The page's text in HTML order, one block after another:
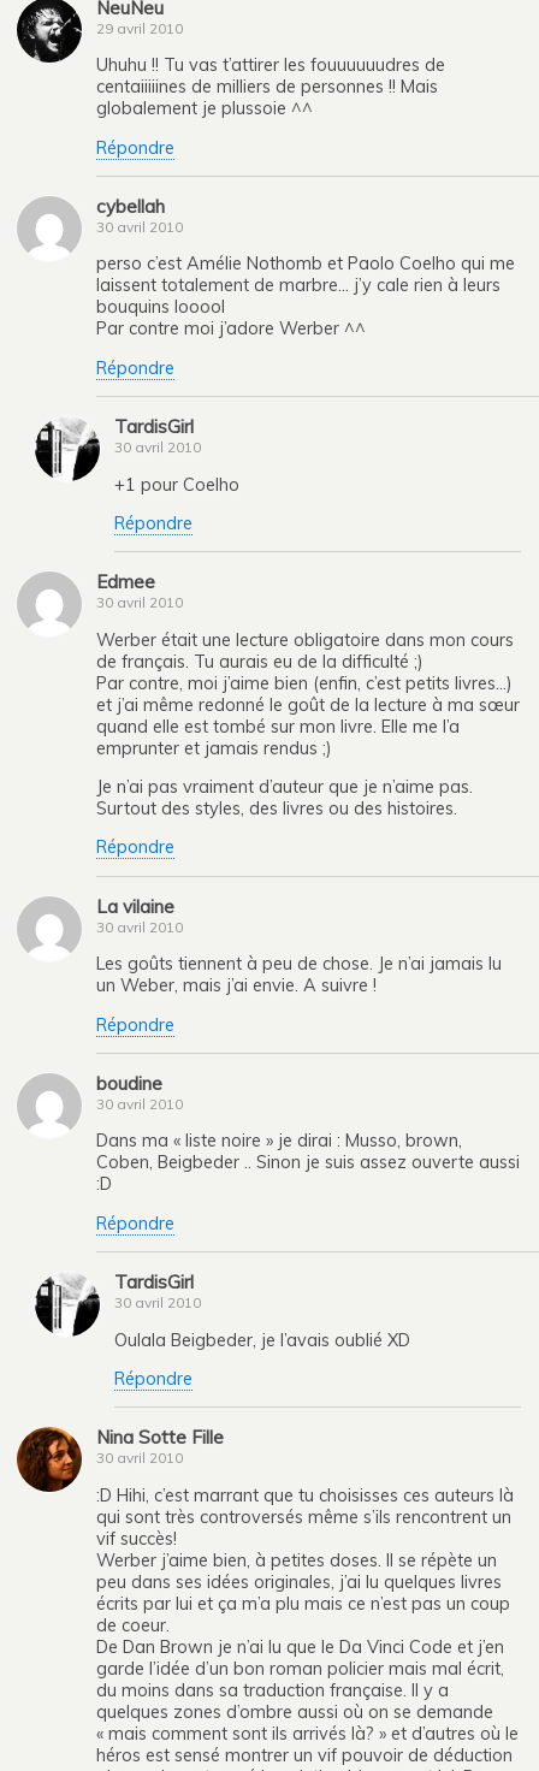
NeuNeu
29 avril 2010
Uhuhu !! Tu vas t’attirer les fouuuuuudres de
centaiiiiines de milliers de personnes !! Mais
globalement je plussoie ^^
Répondre
cybellah
30 avril 2010
perso c’est Amélie Nothomb et Paolo Coelho qui me
laissent totalement de marbre… j’y cale rien à leurs
bouquins looool
Par contre moi j’adore Werber ^^
Répondre
TardisGirl
30 avril 2010
+1 pour Coelho
Répondre
Edmee
30 avril 2010
Werber était une lecture obligatoire dans mon cours
de français. Tu aurais eu de la difficulté ;)
Par contre, moi j’aime bien (enfin, c’est petits livres…)
et j’ai même redonné le goût de la lecture à ma sœur
quand elle est tombé sur mon livre. Elle me l’a
emprunter et jamais rendus ;)
Je n’ai pas vraiment d’auteur que je n’aime pas.
Surtout des styles, des livres ou des histoires.
Répondre
La vilaine
30 avril 2010
Les goûts tiennent à peu de chose. Je n’ai jamais lu
un Weber, mais j’ai envie. A suivre !
Répondre
boudine
30 avril 2010
Dans ma « liste noire » je dirai : Musso, brown,
Coben, Beigbeder .. Sinon je suis assez ouverte aussi
:D
Répondre
TardisGirl
30 avril 2010
Oulala Beigbeder, je l’avais oublié XD
Répondre
Nina Sotte Fille
30 avril 2010
:D Hihi, c’est marrant que tu choisisses ces auteurs là
qui sont très controversés même s’ils rencontrent un
vif succès!
Werber j’aime bien, à petites doses. Il se répète un
peu dans ses idées originales, j’ai lu quelques livres
écrits par lui et ça m’a plu mais ce n’est pas un coup
de coeur.
De Dan Brown je n’ai lu que le Da Vinci Code et j’en
garde l’idée d’un bon roman policier mais mal écrit,
du moins dans sa traduction française. Il y a
quelques zones d’ombre aussi où on se demande
« mais comment sont ils arrivés là? » et d’autres où le
héros est sensé montrer un vif pouvoir de déduction